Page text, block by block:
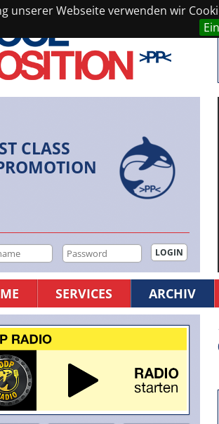
unserer Webseite verwenden wir
CLASS
SERVICES ARCHIV